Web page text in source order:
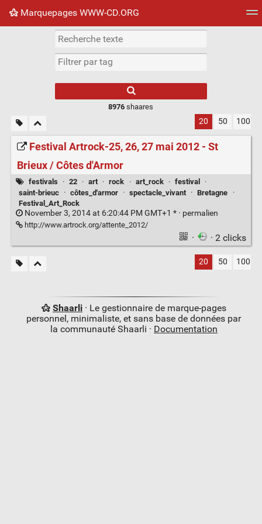
Marquepages WWW-CD.ORG
Nuage de tags Mur d'images
8976 shaares
20 50 100
Festival Artrock-25, 26, 27 mai 2012 - St
Brieux / Côtes d'Armor
festivals · 22 · art · rock · art_rock · festival
·
saint-brieuc
· côtes_d'armor · spectacle_vivant · Bretagne
·
Festival_Art_Rock
November 3, 2014 at 6:20:44 PM GMT+1 * · permalien
http://www.artrock.org/attente_2012/
· · 2 clicks
20 50 100
Shaarli· Le gestionnaire de marque-pages
personnel, minimaliste, et sans base de données par
la communauté Shaarli · Documentation